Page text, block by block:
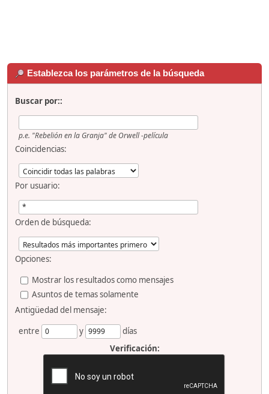
Establezca los parámetros de la búsqueda
Buscar por::
p.e. "Rebelión en la Granja" de Orwell -película
Coincidencias:
Por usuario:
Orden de búsqueda:
Opciones:
Mostrar los resultados como mensajes
Asuntos de temas solamente
Antigüedad del mensaje:
entre
y
días
Verificación: